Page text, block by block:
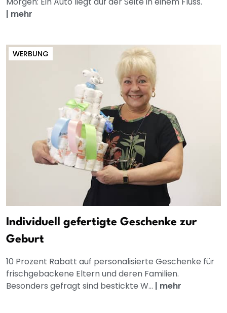
| mehr
WERBUNG
Individuell gefertigte Geschenke zur
Geburt
10 Prozent Rabatt auf personalisierte Geschenke für
frischgebackene Eltern und deren Familien.
Besonders gefragt sind bestickte W... | mehr